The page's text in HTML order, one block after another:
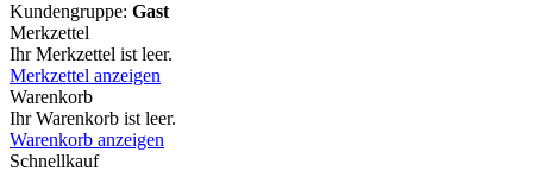
Kundengruppe: Gast
Merkzettel
Ihr Merkzettel ist leer.
Merkzettel anzeigen
Warenkorb
Ihr Warenkorb ist leer.
Warenkorb anzeigen
Schnellkauf